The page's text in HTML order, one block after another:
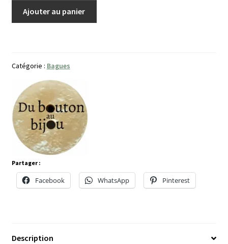
verre
Ajouter au panier
Catégorie : Bagues
Partager :
Facebook WhatsApp Pinterest
Description